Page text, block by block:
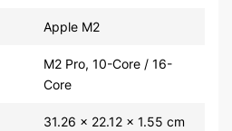
Apple M2
M2 Pro, 10-Core / 16-
Core
31.26 x 22.12 x 1.55 cm